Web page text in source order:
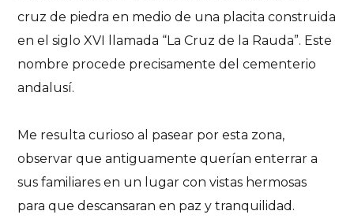
cruz de piedra en medio de una placita construida
en el siglo XVI llamada “La Cruz de la Rauda”. Este
nombre procede precisamente del cementerio
andalusí.
Me resulta curioso al pasear por esta zona,
observar que antiguamente querían enterrar a
sus familiares en un lugar con vistas hermosas
para que descansaran en paz y tranquilidad.